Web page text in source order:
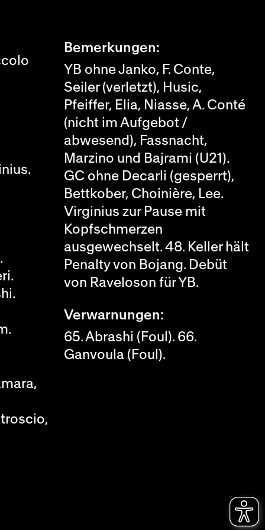
Bemerkungen:
YB ohne Janko, F. Conte,
Seiler (verletzt), Husic,
Pfeiffer, Elia, Niasse, A. Conté
(nicht im Aufgebot /
abwesend), Fassnacht,
Marzino und Bajrami (U21).
GC ohne Decarli (gesperrt),
Bettkober, Choinière, Lee.
Virginius zur Pause mit
Kopfschmerzen
ausgewechselt. 48. Keller hält
Penalty von Bojang. Debüt
von Raveloson für YB.
Verwarnungen:
65. Abrashi (Foul). 66.
Ganvoula (Foul).